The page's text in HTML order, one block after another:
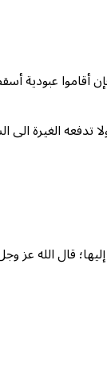
عبودية
الغيرة الى
قال الله